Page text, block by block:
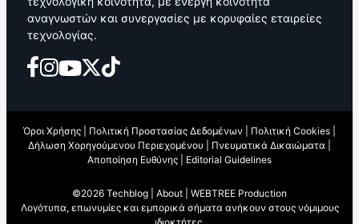
αναγνωστών και συνεργασίες με κορυφαίες εταιρείες
τεχνολογίας.
Όροι Χρήσης Πολιτική Προστασίας Δεδομένων Πολιτική Cookies
Δήλωση Χορηγούμενου Περιεχομένου
Πνευματικά Δικαιώματα
Αποποίηση Ευθύνης
Editorial Guidelines
©2026 Techblog | About
WEBTREE Production
Λογότυπα, επωνυμίες και εμπορικά σήματα ανήκουν στους νόμιμους